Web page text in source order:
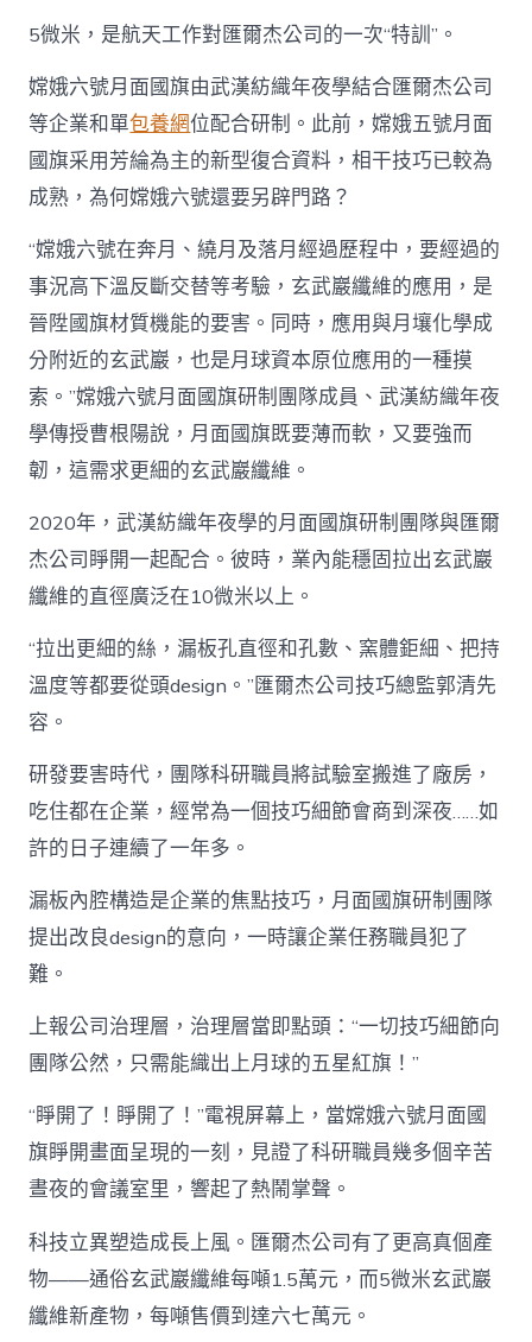
5微米，是航天工作對匯爾杰公司的一次“特訓”。
嫦娥六號月面國旗由武漢紡織年夜學結合匯爾杰公司
等企業和單包養網位配合研制。此前，嫦娥五號月面
國旗采用芳綸為主的新型復合資料，相干技巧已較為
成熟，為何嫦娥六號還要另辟門路？
“嫦娥六號在奔月、繞月及落月經過歷程中，要經過的
事況高下溫反斷交替等考驗，玄武巖纖維的應用，是
晉陞國旗材質機能的要害。同時，應用與月壤化學成
分附近的玄武巖，也是月球資本原位應用的一種摸
索。”嫦娥六號月面國旗研制團隊成員、武漢紡織年夜
學傳授曹根陽說，月面國旗既要薄而軟，又要強而
韌，這需求更細的玄武巖纖維。
2020年，武漢紡織年夜學的月面國旗研制團隊與匯爾
杰公司睜開一起配合。彼時，業內能穩固拉出玄武巖
纖維的直徑廣泛在10微米以上。
“拉出更細的絲，漏板孔直徑和孔數、窯體鉅細、把持
溫度等都要從頭design。”匯爾杰公司技巧總監郭清先
容。
研發要害時代，團隊科研職員將試驗室搬進了廠房，
吃住都在企業，經常為一個技巧細節會商到深夜……如
許的日子連續了一年多。
漏板內腔構造是企業的焦點技巧，月面國旗研制團隊
提出改良design的意向，一時讓企業任務職員犯了
難。
上報公司治理層，治理層當即點頭：“一切技巧細節向
團隊公然，只需能織出上月球的五星紅旗！”
“睜開了！睜開了！”電視屏幕上，當嫦娥六號月面國
旗睜開畫面呈現的一刻，見證了科研職員幾多個辛苦
晝夜的會議室里，響起了熱鬧掌聲。
科技立異塑造成長上風。匯爾杰公司有了更高真個產
物——通俗玄武巖纖維每噸1.5萬元，而5微米玄武巖
纖維新產物，每噸售價到達六七萬元。